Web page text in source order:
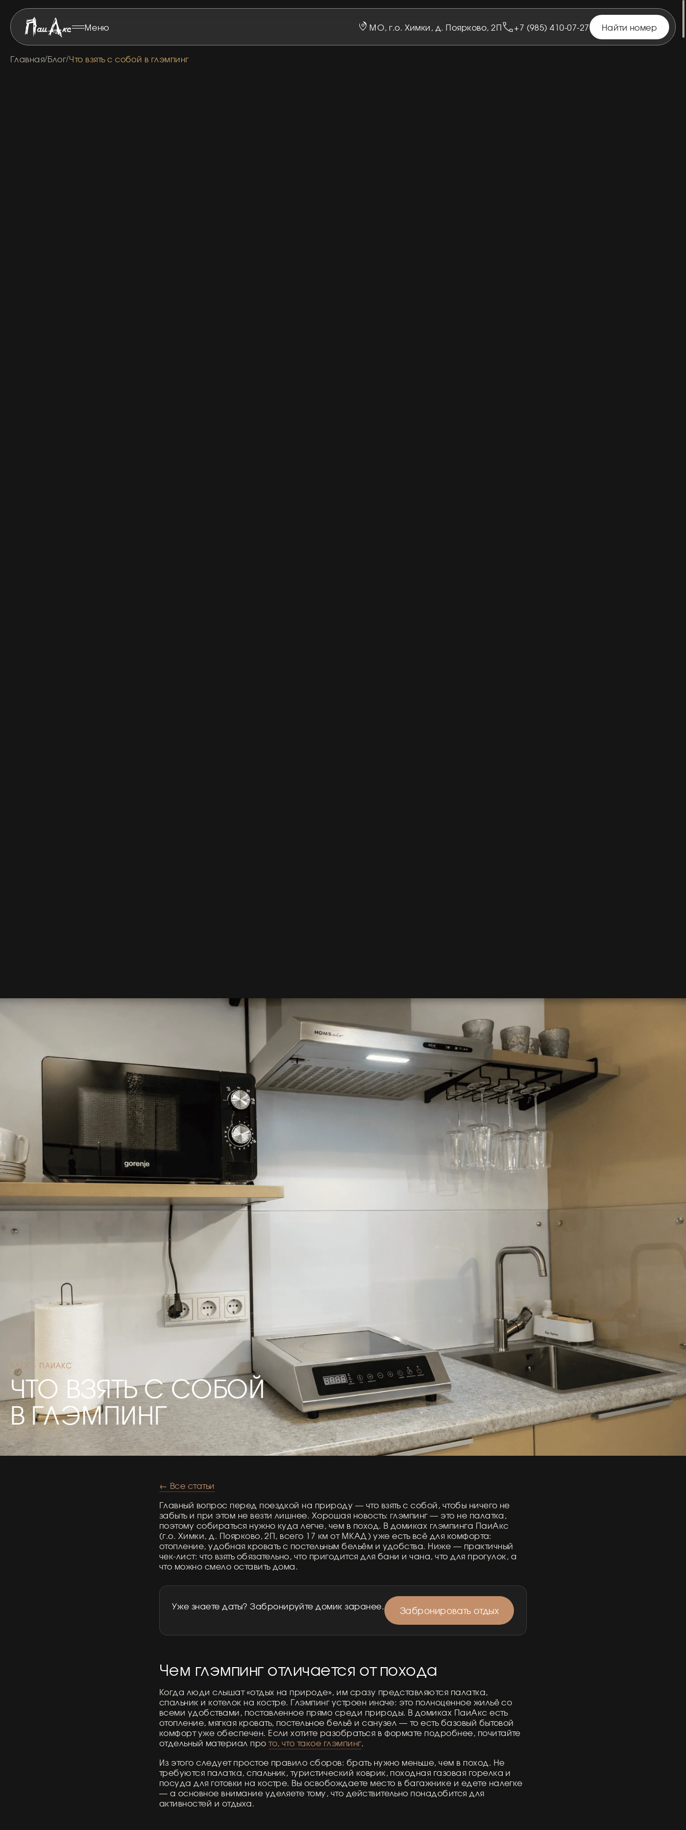
Меню МО, г.о. Химки, д. Поярково, 2П +7 (985) 410-07-27 Найти номер
Главная/Блог/Что взять с собой в глэмпинг
БЛОГ · ПАИАКС
ЧТО ВЗЯТЬ С СОБОЙ
В ГЛЭМПИНГ
← Все статьи
Главный вопрос перед поездкой на природу — что взять с собой, чтобы ничего не
забыть и при этом не везти лишнее. Хорошая новость: глэмпинг — это не палатка,
поэтому собираться нужно куда легче, чем в поход. В домиках глэмпинга ПаиАкс
(г.о. Химки, д. Поярково, 2П, всего 17 км от МКАД) уже есть всё для комфорта:
отопление, удобная кровать с постельным бельём и удобства. Ниже — практичный
чек-лист: что взять обязательно, что пригодится для бани и чана, что для прогулок, а
что можно смело оставить дома.
Уже знаете даты? Забронируйте домик заранее. Забронировать отдых
Чем глэмпинг отличается от похода
Когда люди слышат «отдых на природе», им сразу представляются палатка,
спальник и котелок на костре. Глэмпинг устроен иначе: это полноценное жильё со
всеми удобствами, поставленное прямо среди природы. В домиках ПаиАкс есть
отопление, мягкая кровать, постельное бельё и санузел — то есть базовый бытовой
комфорт уже обеспечен. Если хотите разобраться в формате подробнее, почитайте
отдельный материал прото, что такое глэмпинг.
Из этого следует простое правило сборов: брать нужно меньше, чем в поход. Не
требуются палатка, спальник, туристический коврик, походная газовая горелка и
посуда для готовки на костре. Вы освобождаете место в багажнике и едете налегке
— а основное внимание уделяете тому, что действительно понадобится для
активностей и отдыха.
Свяжитесь и мы подберём удобное время для вас
Номер телефона:+7 985 410 07 27